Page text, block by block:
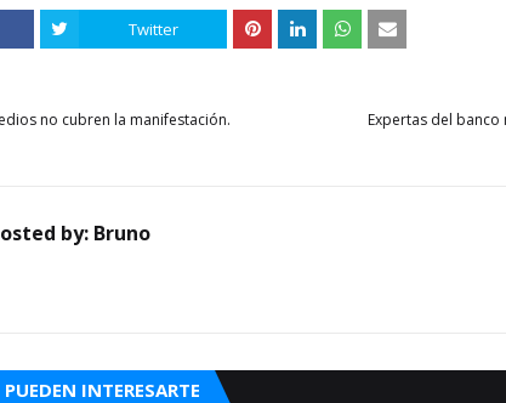
Twitter
Expertas del
no cubren la manifestación.
by: Bruno
INTERESARTE